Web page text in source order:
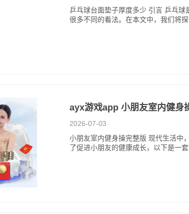
乒乓球台面垫子厚度多少 引言 乒乓
很多不同的看法。在本文中，我们将
ayx游戏app 小朋友室内健身
2026-07-03
小朋友室内健身操完整版 现代生活中
了促进小朋友的健康成长，以下是一